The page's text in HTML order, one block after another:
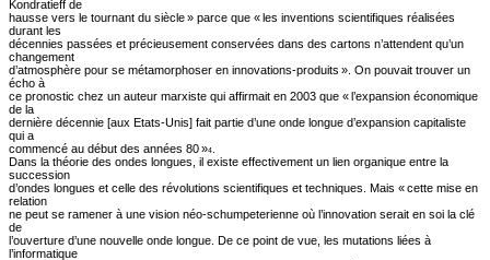
Kondratieff de
hausse vers le tournant du siècle » parce que « les inventions scientifiques réalisées
durant les
décennies passées et précieusement conservées dans des cartons n’attendent qu’un
changement
d’atmosphère pour se métamorphoser en innovations-produits ». On pouvait trouver un
écho à
ce pronostic chez un auteur marxiste qui affirmait en 2003 que « l’expansion économique
de la
dernière décennie [aux Etats-Unis] fait partie d’une onde longue d’expansion capitaliste
qui a
commencé au début des années 80 »4
Dans la théorie des ondes longues, il existe effectivement un lien organique entre la
succession
d’ondes longues et celle des révolutions scientifiques et techniques. Mais « cette mise en
relation
ne peut se ramener à une vision néo-schumpeterienne où l’innovation serait en soi la clé
de
l’ouverture d’une nouvelle onde longue. De ce point de vue, les mutations liées à
l’informatique